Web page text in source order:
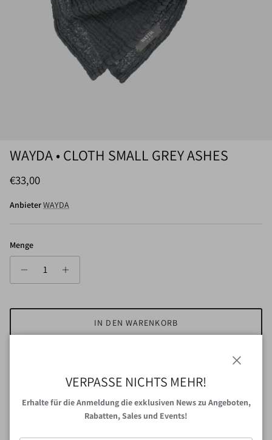
WAYDA • CLOTH SMALL GREY ASHES
Normaler Preis
€33,00
AnbieterWAYDA
Menge
IN DEN WARENKORB
Abholung bei VAN NORD Storeverfügbar
Gewöhnlich fertig in 24 Stunden
VERPASSE NICHTS MEHR!
Erhalte für die Anmeldung die exklusiven News zu Angeboten,
Rabatten, Sales und Events!